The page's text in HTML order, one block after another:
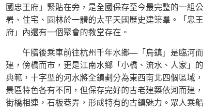
國忠王府」緊貼在旁，是全國保存至今最完整的一組公
署、住宅、園林於一體的太平天國歷史建築羣。「忠王
府」內還有一個聚會的教堂存在。
午膳後乘車前往杭州千年水鄉—「烏鎮」是臨河而
建，傍橋而市，更是江南水鄉「小橋、流水、人家」的
典範，十字型的河水將全鎮劃分為東西南北四個區域，
景區特色各有不同，但保存完好的古老建築依河而建，
街橋相連，石板巷弄，形成特有的古鎮魅力。眾人乘船